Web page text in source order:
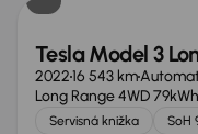
Tesla Model 3
202216 543 km
Long Range 4WD 79kWh
Servisná knižka SoH